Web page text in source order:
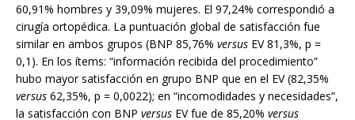
60,91% hombres y 39,09% mujeres. El 97,24% correspondió a
cirugía ortopédica. La puntuación global de satisfacción fue
similar en ambos grupos (BNP 85,76% versus EV 81,3%, p =
0,1). En los ítems: “información recibida del procedimiento”
hubo mayor satisfacción en grupo BNP que en el EV (82,35%
versus 62,35%, p = 0,0022); en “incomodidades y necesidades”,
la satisfacción con BNP versus EV fue de 85,20% versus